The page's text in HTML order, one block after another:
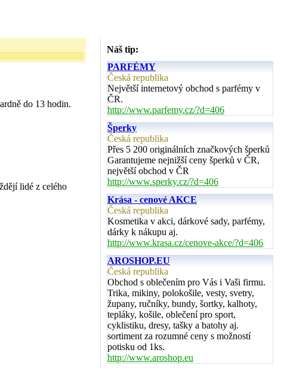
do 13 hodin.
lidé z celého
Náš tip:
PARFÉMY
Česká republika
Největší internetový obchod s parfémy v
ČR.
http://www.parfemy.cz/?d=406
Šperky
Česká republika
Přes 5 200 originálních značkových šperků
Garantujeme nejnižší ceny šperků v ČR,
největší obchod v ČR
http://www.sperky.cz/?d=406
Krása - cenové AKCE
Česká republika
Kosmetika v akci, dárkové sady, parfémy,
dárky k nákupu aj.
http://www.krasa.cz/cenove-akce/?d=406
AROSHOP.EU
Česká republika
Obchod s oblečením pro Vás i Vaši firmu.
Trika, mikiny, polokošile, vesty, svetry,
župany, ručníky, bundy, šortky, kalhoty,
tepláky, košile, oblečení pro sport,
cyklistiku, dresy, tašky a batohy aj.
sortiment za rozumné ceny s možností
potisku od 1ks.
http://www.aroshop.eu